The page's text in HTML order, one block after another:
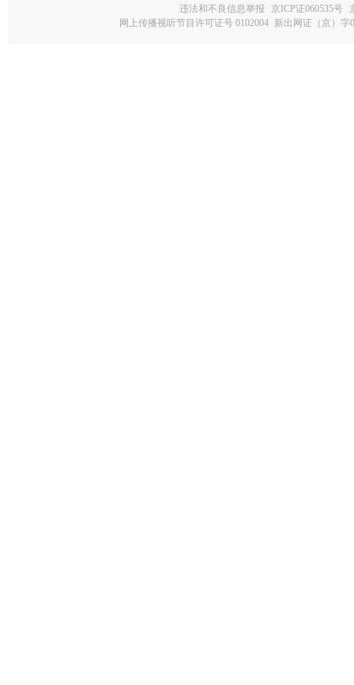
违法和不良信息举报 京ICP证060535号
网上传播视听节目许可证号 0102004 新出网证（京）